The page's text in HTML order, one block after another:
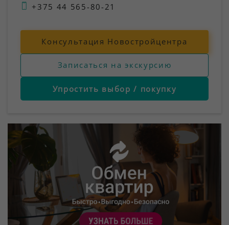
+375 44 565-80-21
Консультация Новостройцентра
Записаться на экскурсию
Упростить выбор / покупку